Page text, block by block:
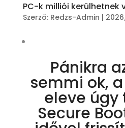
PC-k milliói kerülhetnek
Szerző: Redzs-Admin |
Pánikra
semmi ok,
eleve úgy
Secure